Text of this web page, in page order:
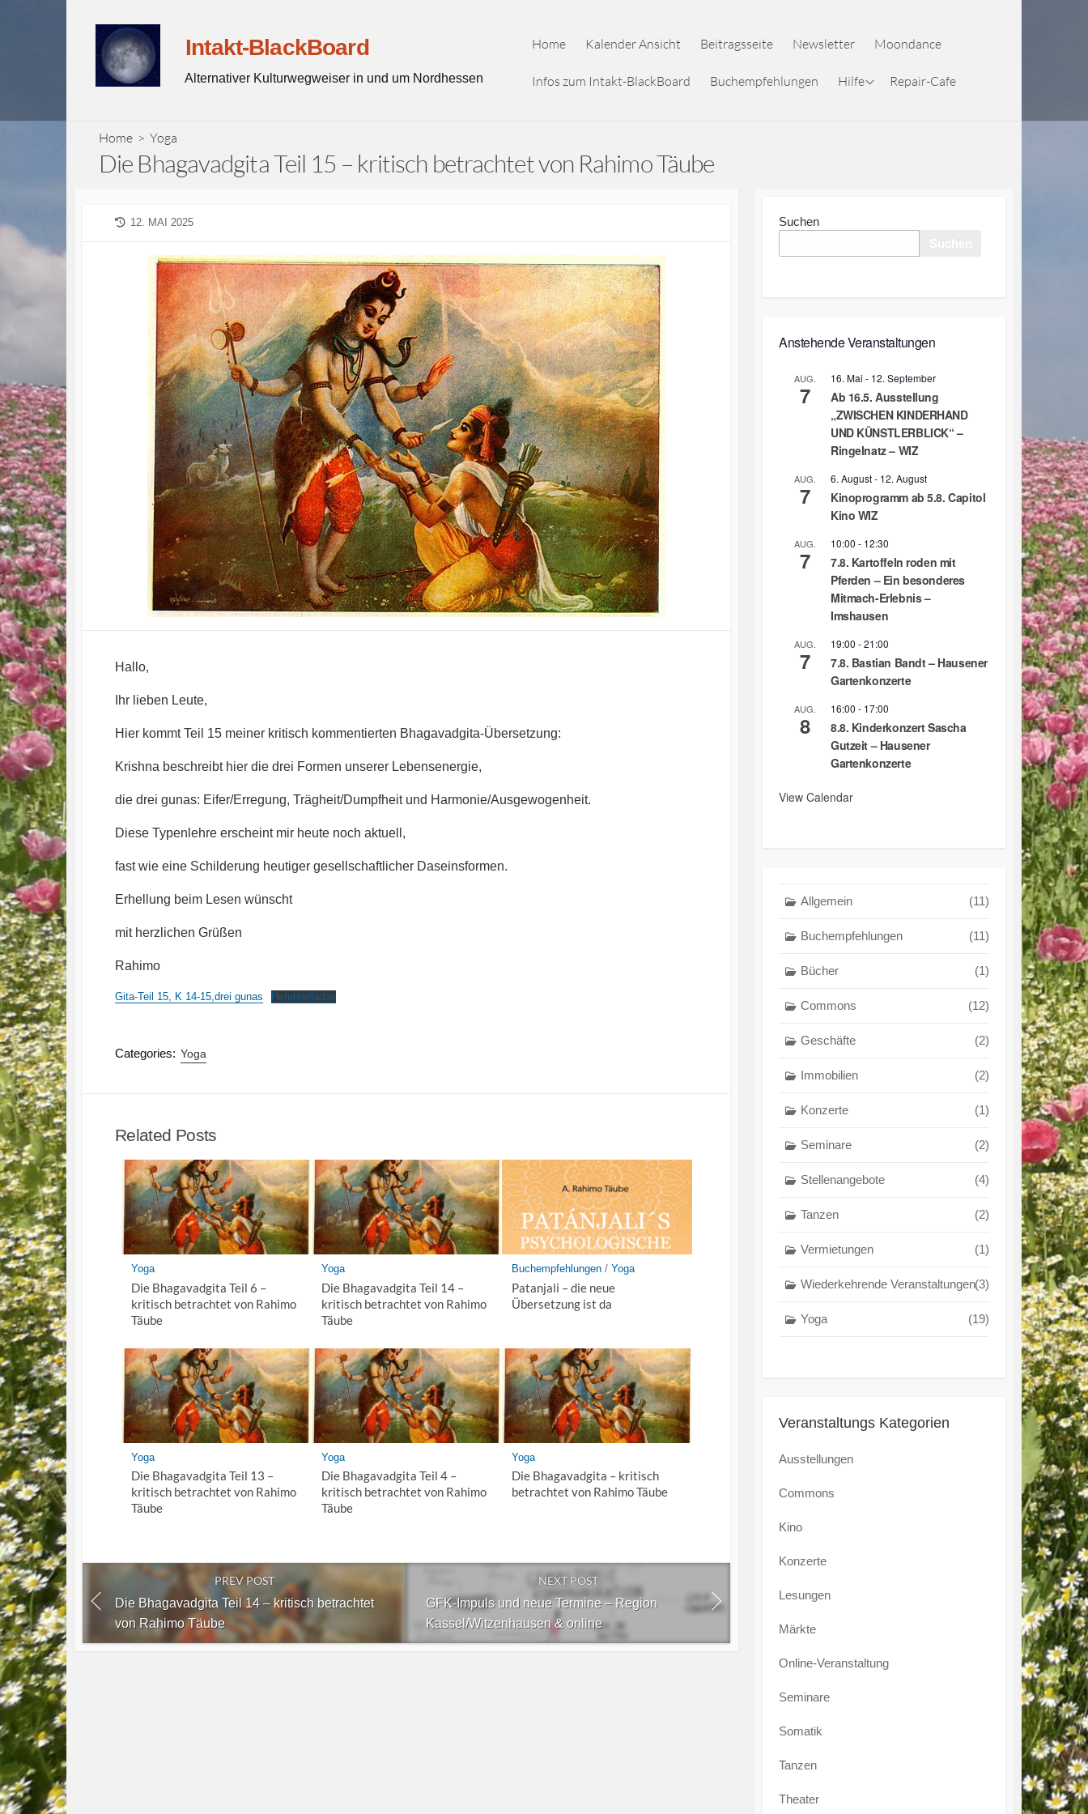
Intakt-BlackBoard
Alternativer Kulturwegweiser in und um Nordhessen
Home Kalender Ansicht Beitragsseite Newsletter Moondance
Infos zum Intakt-BlackBoard Buchempfehlungen Hilfe
Hilfe Mobilegeräte
Repair-Cafe
Home > Yoga
Die Bhagavadgita Teil 15 – kritisch betrachtet von Rahimo Täube
LAST
DATE
12. MAI 2025
Hallo,
Ihr lieben Leute,
Hier kommt Teil 15 meiner kritisch kommentierten Bhagavadgita-Übersetzung:
Krishna beschreibt hier die drei Formen unserer Lebensenergie,
die drei gunas: Eifer/Erregung, Trägheit/Dumpfheit und Harmonie/Ausgewogenheit.
Diese Typenlehre erscheint mir heute noch aktuell,
fast wie eine Schilderung heutiger gesellschaftlicher Daseinsformen.
Erhellung beim Lesen wünscht
mit herzlichen Grüßen
Rahimo
Gita-Teil 15, K 14-15,drei gunas Herunterladen
Categories: Yoga
Related Posts
Yoga
Die Bhagavadgita Teil 6 –
kritisch betrachtet von Rahimo
Täube
Yoga
Die Bhagavadgita Teil 14 –
kritisch betrachtet von Rahimo
Täube
Buchempfehlungen/ Yoga
Patanjali – die neue
Übersetzung ist da
Yoga
Die Bhagavadgita Teil 13 –
kritisch betrachtet von Rahimo
Täube
Yoga
Die Bhagavadgita Teil 4 –
kritisch betrachtet von Rahimo
Täube
Yoga
Die Bhagavadgita – kritisch
betrachtet von Rahimo Täube
PREV POST
Die Bhagavadgita Teil 14 – kritisch betrachtet
von Rahimo Täube
NEXT POST
GFK-Impuls und neue Termine – Region
Kassel/Witzenhausen & online
Suchen
Anstehende Veranstaltungen
AUG.
7
16. Mai - 12. September
Ab 16.5. Ausstellung
„ZWISCHEN KINDERHAND
UND KÜNSTLERBLICK“ –
Ringelnatz – WIZ
AUG.
7
6. August- 12. August
Kinoprogramm ab 5.8. Capitol
Kino WIZ
AUG.
7
10:00 - 12:30
7.8. Kartoffeln roden mit
Pferden – Ein besonderes
Mitmach-Erlebnis –
Imshausen
AUG.
7
19:00 -21:00
7.8. Bastian Bandt – Hausener
Gartenkonzerte
AUG.
8
16:00 - 17:00
8.8. Kinderkonzert Sascha
Gutzeit – Hausener
Gartenkonzerte
View Calendar
Allgemein (11)
Buchempfehlungen (11)
Bücher (1)
Commons (12)
Geschäfte (2)
Immobilien (2)
Konzerte (1)
Seminare (2)
Stellenangebote (4)
Tanzen (2)
Vermietungen (1)
Wiederkehrende Veranstaltungen(3)
Yoga (19)
Veranstaltungs Kategorien
Ausstellungen
Commons
Kino
Konzerte
Lesungen
Märkte
Online-Veranstaltung
Seminare
Somatik
Tanzen
Theater